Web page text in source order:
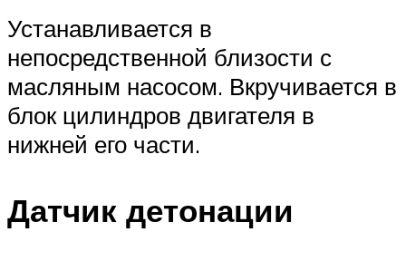
Устанавливается в
непосредственной близости с
масляным насосом. Вкручивается в
блок цилиндров двигателя в
нижней его части.
Датчик детонации